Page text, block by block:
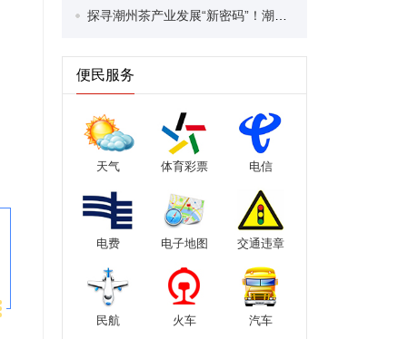
便民服务
天气 体育彩票 电信
电费 电子地图 交通违章
民航 火车 汽车